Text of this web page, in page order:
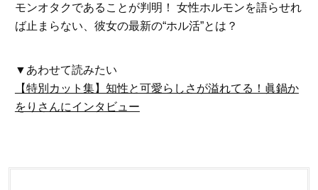
モンオタクであることが判明！ 女性ホルモンを語らせれ
ば止まらない、彼女の最新の“ホル活”とは？
▼あわせて読みたい
【特別カット集】知性と可愛らしさが溢れてる！眞鍋か
をりさんにインタビュー